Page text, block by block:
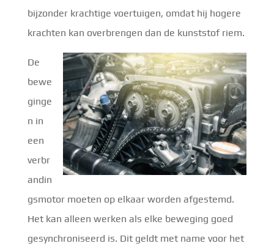
bijzonder krachtige voertuigen, omdat hij hogere
krachten kan overbrengen dan de kunststof riem.
De
bewe
ginge
n in
een
verbr
andin
gsmotor moeten op elkaar worden afgestemd.
Het kan alleen werken als elke beweging goed
gesynchroniseerd is. Dit geldt met name voor het